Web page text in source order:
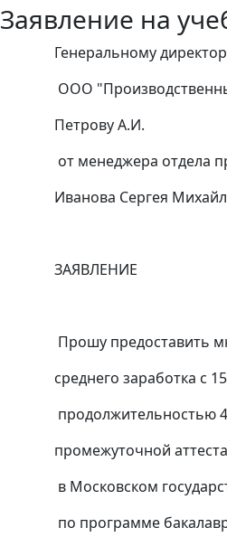
Заявление на
Генеральному
ООО "Производственные
Петрову А.И.
от менеджера отдела
Иванова Сергея
ЗАЯВЛЕНИЕ
Прошу предоставить мне
среднего заработка с 15
продолжительностью 40
промежуточной
в Московском
по программе